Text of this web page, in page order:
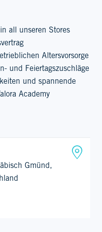
all unseren Stores
Altersvorsorge
und Feiertagszuschläge
und spannende
Academy
Gmünd,